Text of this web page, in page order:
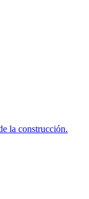
la construcción.